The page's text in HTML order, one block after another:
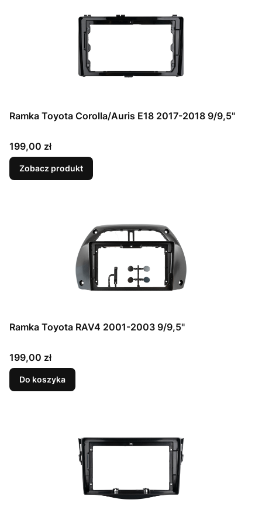
Ramka Toyota Corolla/Auris E18 2017-2018 9/9,5"
Cena
199,00 zł
Zobacz produkt
Ramka Toyota RAV4 2001-2003 9/9,5"
Cena
199,00 zł
Do koszyka